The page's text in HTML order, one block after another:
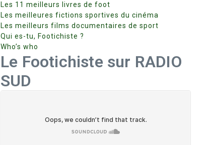
Les 11 meilleurs livres de foot
Les meilleures fictions sportives du cinéma
Les meilleurs films documentaires de sport
Qui es-tu, Footichiste ?
Who’s who
Le Footichiste sur RADIO
SUD